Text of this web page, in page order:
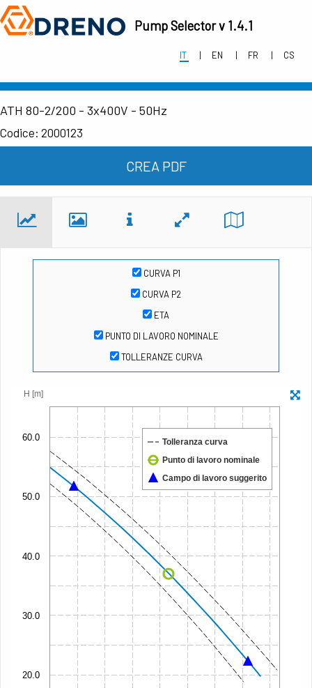
Pump Selector v 1.4.1
IT EN FR CS
ATH 80-2/200 - 3x400V - 50Hz
Codice: 2000123
CREA PDF
CURVA P1
CURVA P2
ETA
PUNTO DI LAVORO NOMINALE
TOLLERANZE CURVA
H [m]
Tolleranza curva
Punto di lavoro nominale
Campo di lavoro suggerito
20.0
30.0
40.0
50.0
60.0